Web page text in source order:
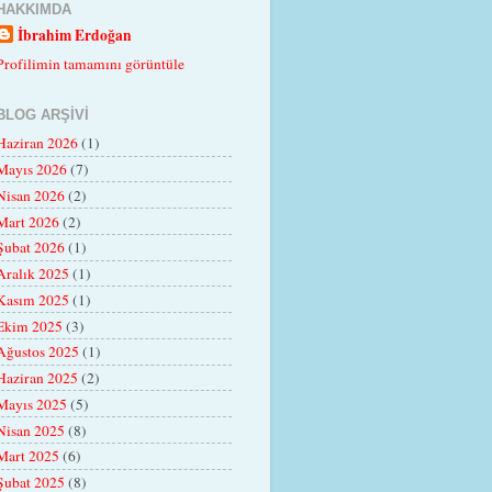
HAKKIMDA
İbrahim Erdoğan
tamamını görüntüle
BLOG ARŞIVI
2026(1)
2026(7)
2026(2)
2026(2)
2026(1)
2025 (1)
2025 (1)
2025 (3)
2025 (1)
2025 (2)
2025 (5)
2025 (8)
2025 (6)
2025 (8)